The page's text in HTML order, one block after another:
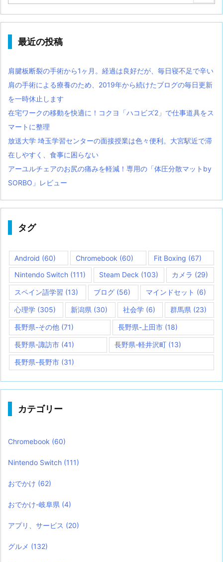
最近の投稿
肩腱板断裂の手術から1ヶ月。経過は良好だが、毎日寝不足で辛い
肩の手術による療養のため、2019年から続けたブログの毎日更新
を一時休止します
在宅ワークの移動を快適に！コクヨ「ハコビズ2」で仕事道具をス
マートに整理
放送大学 埼玉学習センターの面接授業は色々便利。大宮駅近で滞
在しやすく、食事に困らない
アーユルチェアのお尻の痛みを軽減！専用の「体圧分散マットby
SORBO」レビュー
タグ
Android (60) Chromebook (60) Fit Boxing (67)
Nintendo Switch (111) Steam Deck (103) カメラ (29)
スペイン語学習 (13) ブログ (56) マインドセット (6)
心理学 (305) 新潟県 (30) 社会学(6) 群馬県 (23)
長野県-その他 (71) 長野県-上田市(18)
長野県-諏訪市 (41) 長野県-軽井沢町 (13)
長野県-長野市 (31)
カテゴリー
Chromebook (60)
Nintendo Switch (111)
おでかけ (62)
おでかけ-岐阜県 (4)
アプリ、サービス (20)
グルメ (132)